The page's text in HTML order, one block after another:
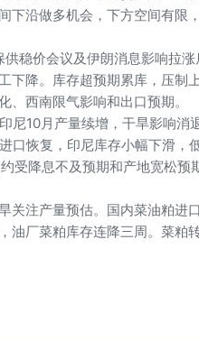
下沿做多机会，下方空间有限
供稳价会议及伊朗消息影响拉
下降。库存超预期累库，压制
西南限气影响和出口预期。
尼10月产量续增，干旱影响
口恢复，印尼库存小幅下滑，
受降息不及预期和产地宽松预
关注产量预估。国内菜油粕进
厂菜粕库存连降三周。菜粕
0571-85336120从业资格号：
个基点，整体基调偏鹰派。美元
于5%。 研究员：宋卓洋邮箱：